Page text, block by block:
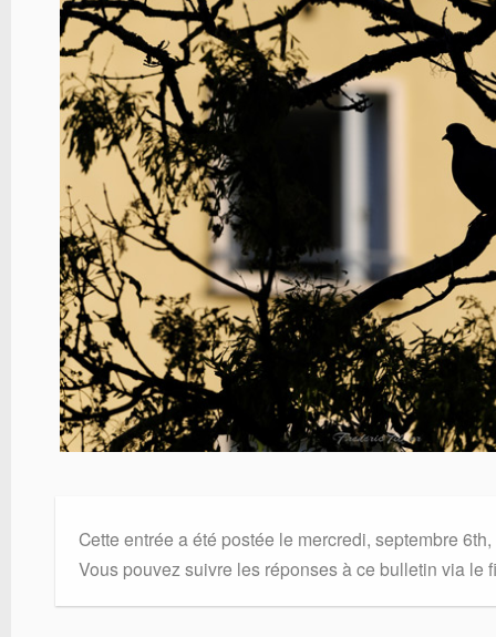
Cette entrée a été postée le mercredi, septembre
Vous pouvez suivre les réponses à ce bulletin via le